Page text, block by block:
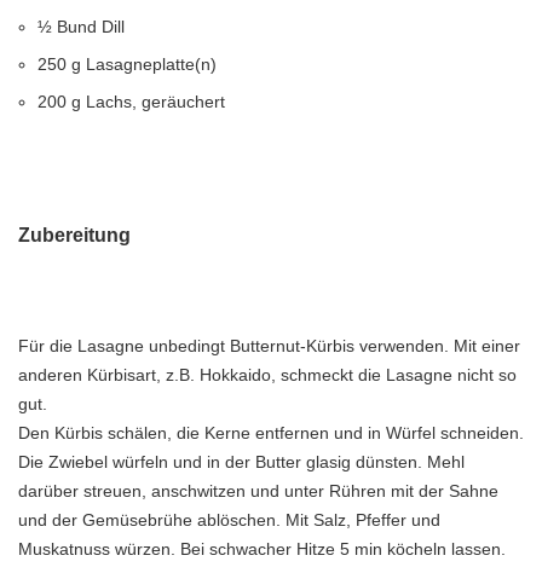
½ Bund Dill
250 g Lasagneplatte(n)
200 g Lachs, geräuchert
Zubereitung
Für die Lasagne unbedingt Butternut-Kürbis verwenden. Mit einer
anderen Kürbisart, z.B. Hokkaido, schmeckt die Lasagne nicht so
gut.
Den Kürbis schälen, die Kerne entfernen und in Würfel schneiden.
Die Zwiebel würfeln und in der Butter glasig dünsten. Mehl
darüber streuen, anschwitzen und unter Rühren mit der Sahne
und der Gemüsebrühe ablöschen. Mit Salz, Pfeffer und
Muskatnuss würzen. Bei schwacher Hitze 5 min köcheln lassen.